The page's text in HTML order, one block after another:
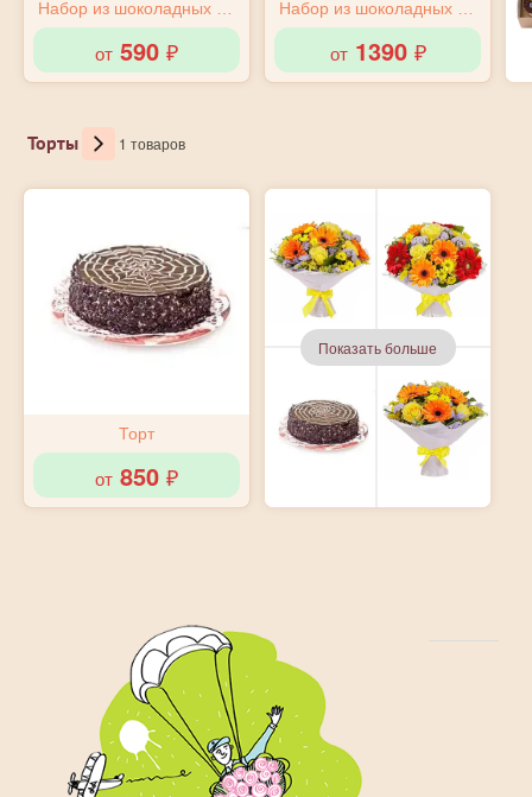
от 590 ₽ от1390 ₽
Торты 1 товаров
Торт
от 850 ₽
Показать больше